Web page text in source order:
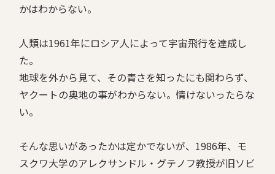
かはわからない。
人類は1961年にロシア人によって宇宙飛行を達成し
た。
地球を外から見て、その青さを知ったにも関わらず、
ヤクートの奥地の事がわからない。情けないったらな
い。
そんな思いがあったかは定かでないが、1986年、モ
スクワ大学のアレクサンドル・グテノフ教授が旧ソビ